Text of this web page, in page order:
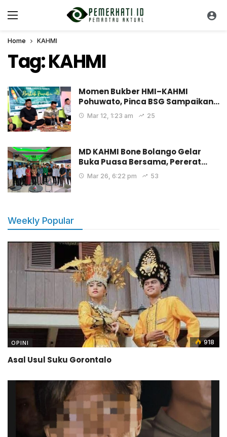
Home KAHMI
Tag:KAHMI
Momen Bukber HMI–KAHMI
Pohuwato, Pinca BSG Sampaikan…
Mar 12, 1:23 am 25
MD KAHMI Bone Bolango Gelar
Buka Puasa Bersama, Pererat…
Mar 26, 6:22 pm 53
Weekly Popular
OPINI 918
Asal Usul Suku Gorontalo